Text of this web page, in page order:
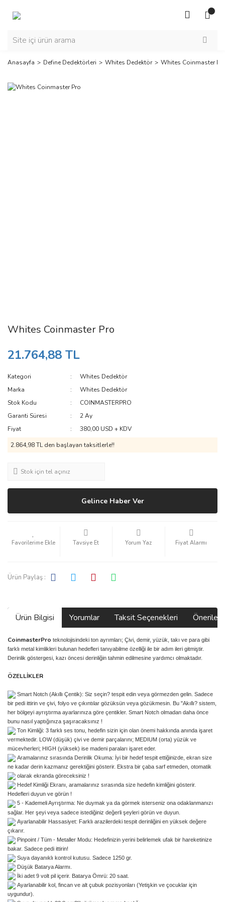
Anasayfa Define Dedektörleri Whites Dedektör Whites Coinmaster
Whites Coinmaster Pro
21.764,88 TL
Kategori
Whites Dedektör
Marka
Whites Dedektör
Stok Kodu
COINMASTERPRO
Garanti Süresi
2 Ay
Fiyat
380,00 USD + KDV
2.864,98 TL den başlayan taksitlerle!!
Stok için tel açınız
Gelince Haber Ver
Tavsiye Et Yorum Yaz Fiyat Alarmı
Ürün Paylaş :
Ürün Bilgisi Yorumlar Taksit Seçenekleri
CoinmasterPro teknolojisindeki ton ayrımları; Çivi, demir, yüzük, takı ve para gibi
farklı metal kimlikleri bulunan hedefleri tanıyabilme özelliği ile bir adım ileri gitmiştir.
Derinlik göstergesi, kazı öncesi derinliğin tahmin edilmesine yardımcı olmaktadır.
ÖZELLİKLER
Smart Notch (Akıllı Çentik): Siz seçin? tespit edin veya görmezden gelin. Sadece
bir pedi ittirin ve çivi, folyo ve çıkıntılar gözüksün veya gözükmesin. Bu "Akıllı? sistem,
her bölgeyi ayrıştırma ayarlarınıza göre çentikler. Smart Notch olmadan daha önce
bunu nasıl yaptığınıza şaşıracaksınız !
Ton Kimliği: 3 farklı ses tonu, hedefin sizin için olan önemi hakkında anında işaret
vermektedir. LOW (düşük) çivi ve demir parçalarını; MEDIUM (orta) yüzük ve
mücevherleri; HIGH (yüksek) ise madeni paraları işaret eder.
Aramalarınız sırasında Derinlik Okuma: İyi bir hedef tespit ettiğinizde, ekran size
ne kadar derin kazmanız gerektiğini gösterir. Ekstra bir çaba sarf etmeden, otomatik
olarak ekranda göreceksiniz !
Hedef Kimliği Ekranı, aramalarınız sırasında size hedefin kimliğini gösterir.
Hedefleri duyun ve görün !
5 - Kademeli Ayrıştırma: Ne duymak ya da görmek isterseniz ona odaklanmanızı
sağlar. Her şeyi veya sadece istediğiniz değerli şeyleri görün ve duyun.
Ayarlanabilir Hassasiyet: Farklı arazilerdeki tespit derinliğini en yüksek değere
çıkarır.
Pinpoint / Tüm - Metaller Modu: Hedefinizin yerini belirlemek ufak bir hareketinize
bakar. Sadece pedi ittirin!
Suya dayanıklı kontrol kutusu. Sadece 1250 gr.
Düşük Batarya Alarmı.
İki adet 9 volt pil içerir. Batarya Ömrü: 20 saat.
Ayarlanabilir kol, fincan ve alt çubuk pozisyonları (Yetişkin ve çocuklar için
uygundur).